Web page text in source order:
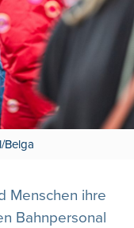
Belga
Menschen ihre
Bahnpersonal